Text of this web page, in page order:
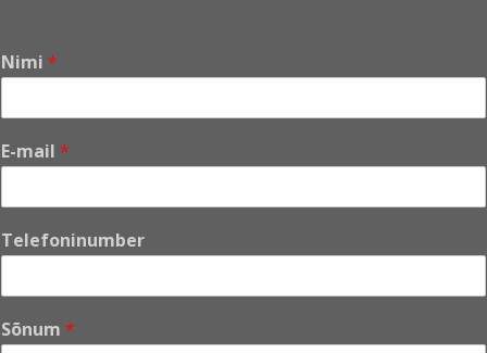
Nimi *
E-mail *
*
*
õ
u
Telefoninumber
Sõnum *